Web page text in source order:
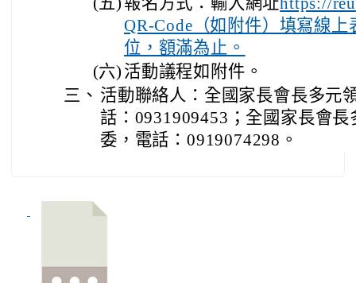
QR-Code（如附件）填寫線
位，額滿為止。
(六) 活動議程如附件。
三、 活動聯絡人：全國家長會長多元
話：0931909453；全國家長會
委，電話：0919074298。